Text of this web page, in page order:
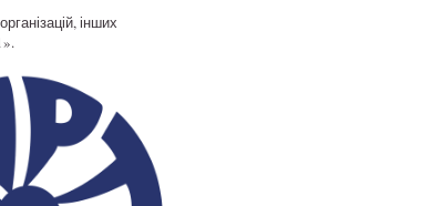
інших